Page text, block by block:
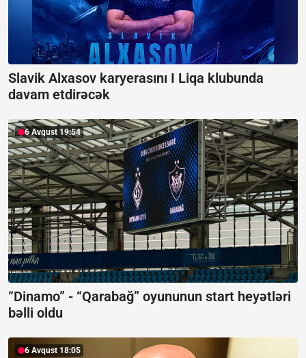
Slavik Alxasov karyerasını I Liqa klubunda
davam etdirəcək
6 Avqust 19:54
“Dinamo” - “Qarabağ” oyununun start heyətləri
bəlli oldu
6 Avqust 18:05